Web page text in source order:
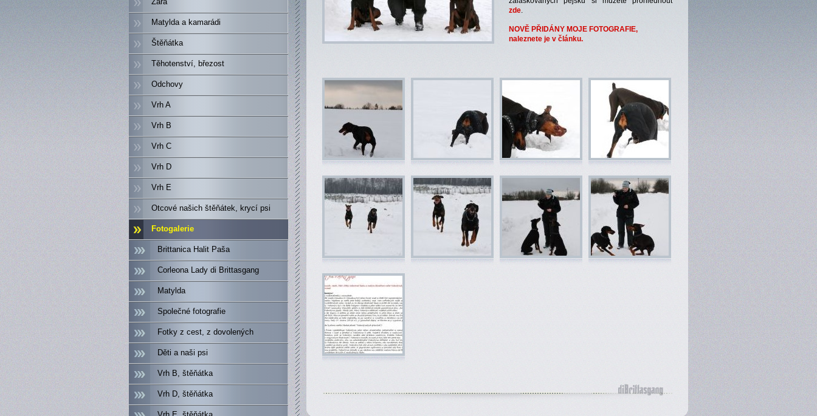
Matylda a kamarádi
Štěňátka
Těhotenství, březost
Odchovy
Vrh A
Vrh B
Vrh C
Vrh D
Vrh E
Otcové našich štěňátek, krycí psi
Fotogalerie
Brittanica Halit Paša
Corleona Lady di Brittasgang
Matylda
Společné fotografie
Fotky z cest, z dovolených
Děti a naši psi
Vrh B, štěňátka
Vrh D, štěňátka
zde
NOVĚ PŘIDÁNY MOJE FOTOGRAFIE,
naleznete je v článku.